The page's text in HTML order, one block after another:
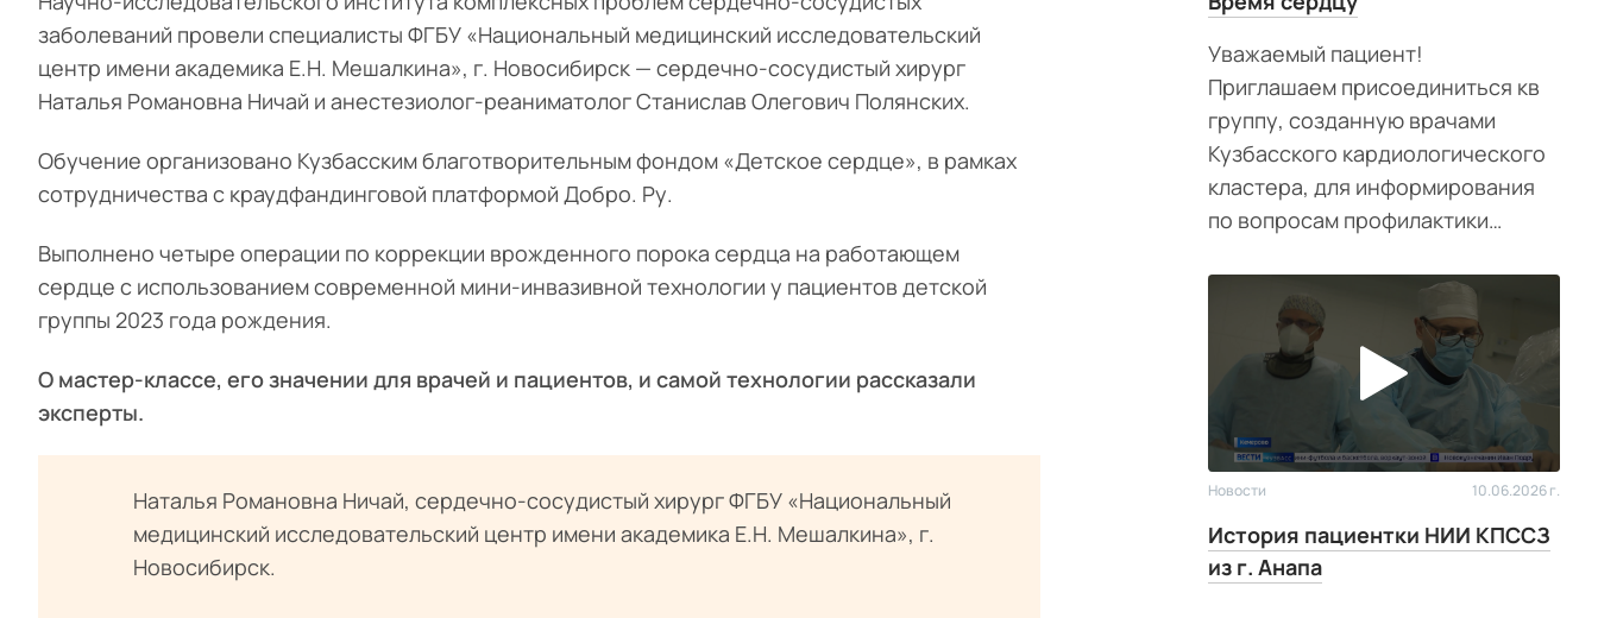
Уважаемый пациент!
Приглашаем присоединиться кв
группу, созданную врачами
Кузбасского кардиологического
кластера, для информирования
по вопросам профилактики
Новости 10.06.2026 г.
История пациентки НИИ КПССЗ
из г. Анапа
заболеваний провели специалисты ФГБУ «Национальный медицинский исследовательский
центр имени академика Е.Н. Мешалкина», г. Новосибирск — сердечно-сосудистый хирург
Наталья Романовна Ничай и анестезиолог-реаниматолог Станислав Олегович Полянских.
Обучение организовано Кузбасским благотворительным фондом «Детское сердце», в рамках
сотрудничества с краудфандинговой платформой Добро. Ру.
Выполнено четыре операции по коррекции врожденного порока сердца на работающем
сердце с использованием современной мини-инвазивной технологии у пациентов детской
группы 2023 года рождения.
О мастер-классе, его значении для врачей и пациентов, и самой технологии рассказали
эксперты.
Наталья Романовна Ничай, сердечно-сосудистый хирург ФГБУ «Национальный
медицинский исследовательский центр имени академика Е.Н. Мешалкина», г.
Новосибирск.